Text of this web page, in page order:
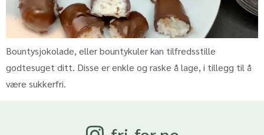
Bountysjokolade, eller bountykuler kan tilfredsstille
godtesuget ditt. Disse er enkle og raske å lage, i tillegg til å
være sukkerfri.